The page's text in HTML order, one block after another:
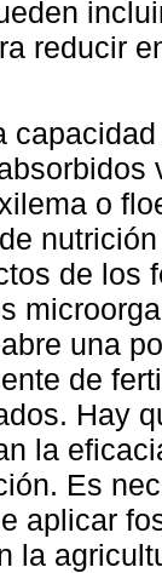
reducir
o
de los
una
de
Hay
la
Es
aplicar
la